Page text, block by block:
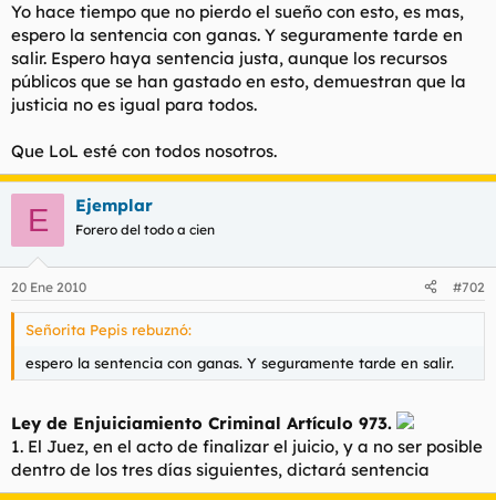
Yo hace tiempo que no pierdo el sueño con esto, es mas,
espero la sentencia con ganas. Y seguramente tarde en
salir. Espero haya sentencia justa, aunque los recursos
públicos que se han gastado en esto, demuestran que la
justicia no es igual para todos.
Que LoL esté con todos nosotros.
E Ejemplar
Forero del todo a cien
20 Ene 2010 #702
Señorita Pepis rebuznó:
espero la sentencia con ganas. Y seguramente tarde en salir.
Ley de Enjuiciamiento Criminal Artículo 973.
1. El Juez, en el acto de finalizar el juicio, y a no ser posible
dentro de los tres días siguientes, dictará sentencia